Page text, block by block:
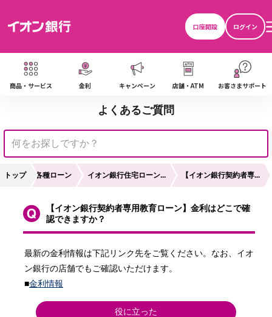
口座開設
ログイン
商品・サービス 金利 キャンペーン 店舗・ATM お客さまサポート
よくあるご質問
トップ 各種ローン イオン銀行住宅ローン... 【イオン銀行契約者専...
【イオン銀行契約者専用教育ローン】金利はどこで確
認できますか？
最新の金利情報は下記リンク先をご覧ください。なお、イオ
ン銀行の店舗でもご確認いただけます。
■金利情報
役に立った